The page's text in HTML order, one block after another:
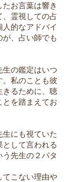
お言葉は響き
、霊視しての占
的なアドバイ
、占い師でも
の鑑定はいつ
。私のことも彼
きるために、聴
を踏まえてお
にも視ていた
して言われる
先生の２パタ
てこない理由や